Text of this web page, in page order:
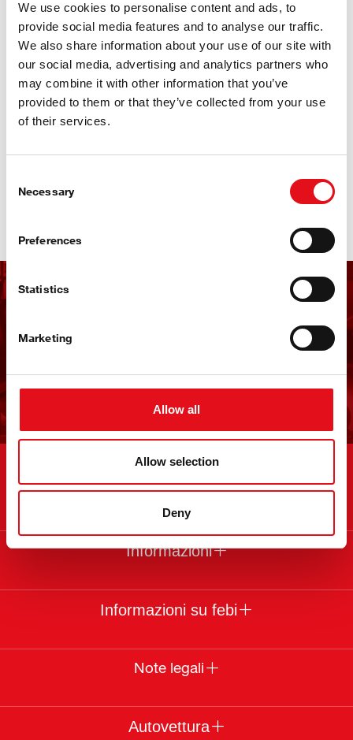
We use cookies to personalise content and ads, to
provide social media features and to analyse our traffic.
We also share information about your use of our site with
our social media, advertising and analytics partners who
may combine it with other information that you’ve
provided to them or that they’ve collected from your use
of their services.
Selection
Necessary
Preferences
Statistics
Marketing
Allow all
Allow selection
Deny
è dotata di tecnologie avanzate come le frizioni a dischi a
bagno d'olio e le doppie pompe dell'olio. febi 194700 è adatto
anche alle trasmissioni ZF 8DT80 presenti nei modelli Porsche
e Bentley.
Disponibile in bottiglie da 1 litro o in contenitori da 20 litri, febi
194700 assicura ai clienti i prodotti di alta qualità di cui hanno
Ricevi la newsletter di
Iscriviti ora!
Contatto
Informazioni
Informazioni su febi
Note legali
Autovettura